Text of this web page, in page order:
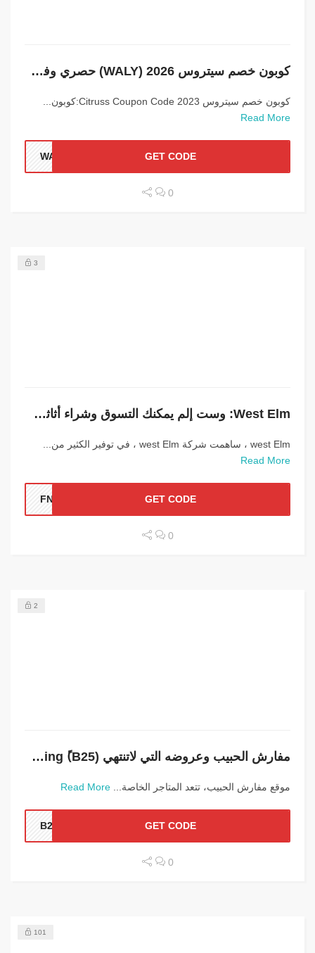
كوبون خصم سيتروس 2026 (WALY) حصري وفعال 100%
كوبون خصم سيتروس 2023 Citruss Coupon Code:كوبون...
Read More
GET CODE
0
3
West Elm: وست إلم يمكنك التسوق وشراء أثاثك الفخم خصم 15%
west Elm ، ساهمت شركة west Elm ، في توفير الكثير من...
Read More
GET CODE
0
2
مفارش الحبيب وعروضه التي لاتنتهي Alhabib Bedding (ًB25)
موقع مفارش الحبيب، تتعد المتاجر الخاصة... Read More
GET CODE
0
101